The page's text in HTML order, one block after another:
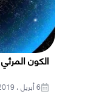
الكون
6 أبريل ، 2019